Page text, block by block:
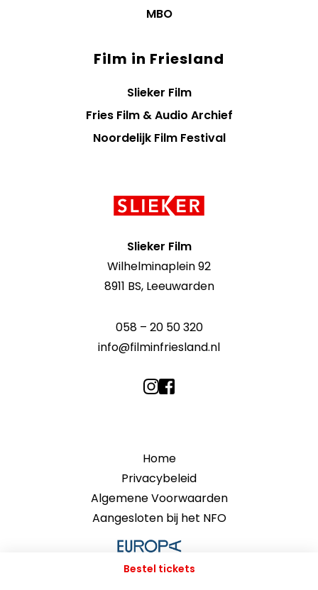
Bestel tickets
MBO
Film in Friesland
Slieker Film
Fries Film & Audio Archief
Noordelijk Film Festival
Slieker Film
Wilhelminaplein 92
8911 BS, Leeuwarden
058 – 20 50 320
info@filminfriesland.nl
Home
Privacybeleid
Algemene Voorwaarden
Aangesloten bij het NFO